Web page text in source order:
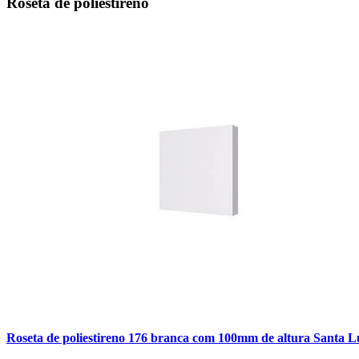
Roseta de poliestireno 176 branca com 100mm de altura Santa